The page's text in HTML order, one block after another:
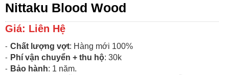
Nittaku Blood Wood
Giá: Liên Hệ
Chất lượng vợt: Hàng mới 100%
Phí vận chuyển + thu hộ: 30k
Bảo hành: 1 năm.